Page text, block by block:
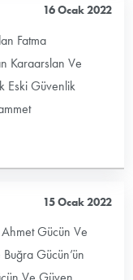
16 Ocak 2022
Fatma
Karaarslan Ve
Eski Güvenlik
15 Ocak 2022
Gücün Ve
Gücün’ün